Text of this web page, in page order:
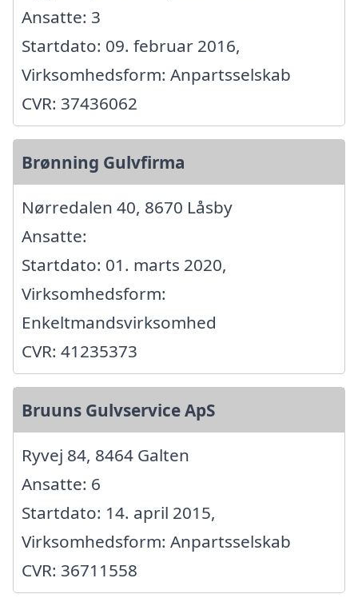
Ansatte: 3
Startdato: 09. februar 2016,
Virksomhedsform: Anpartsselskab
CVR: 37436062
Brønning Gulvfirma
Nørredalen 40, 8670 Låsby
Ansatte:
Startdato: 01. marts 2020,
Virksomhedsform:
Enkeltmandsvirksomhed
CVR: 41235373
Bruuns Gulvservice ApS
Ryvej 84, 8464 Galten
Ansatte: 6
Startdato: 14. april 2015,
Virksomhedsform: Anpartsselskab
CVR: 36711558